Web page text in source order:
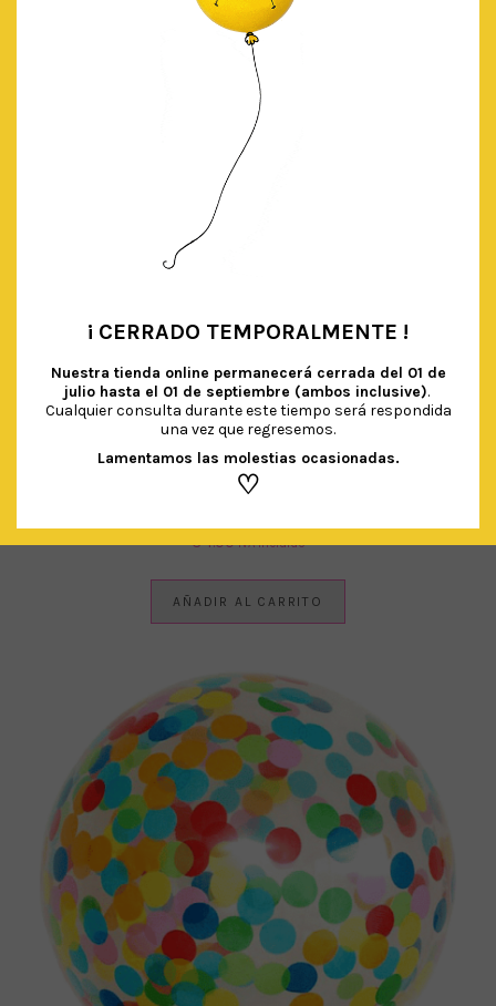
BLONDAS ‘FRILLS & FROSTING’
€4.00 IVA Incluido
AÑADIR AL CARRITO
¡ CERRADO TEMPORALMENTE !
Nuestra tienda online permanecerá cerrada del 01 de
julio hasta el 01 de septiembre (ambos inclusive).
Cualquier consulta durante este tiempo será respondida
una vez que regresemos.
Lamentamos las molestias ocasionadas.
♡